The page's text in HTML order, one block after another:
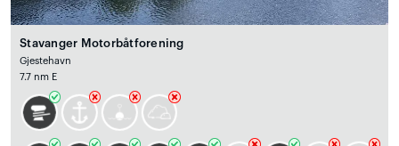
Stavanger Motorbåtforening
Gjestehavn
7.7 nm E